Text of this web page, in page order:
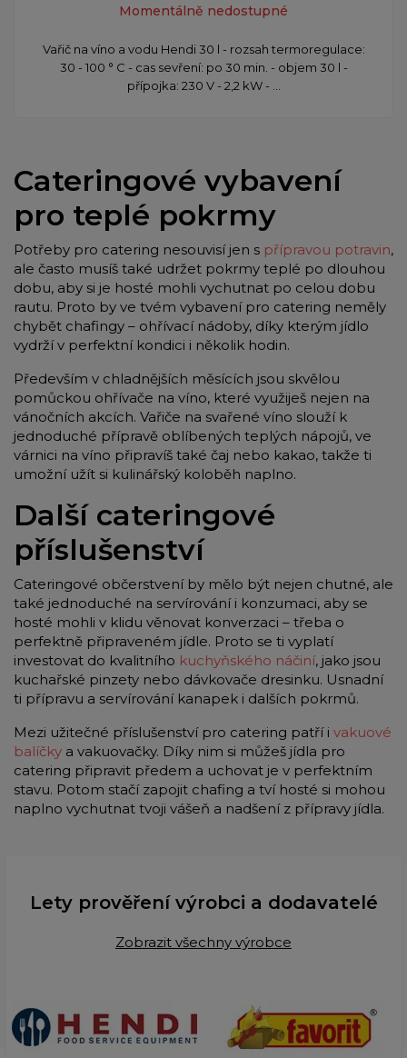
Momentálně nedostupné
Vařič na víno a vodu Hendi 30 l - rozsah termoregulace:
30 - 100 ° C - cas sevření: po 30 min. - objem 30 l -
přípojka: 230 V - 2,2 kW - ...
Cateringové vybavení
pro teplé pokrmy
Potřeby pro catering nesouvisí jen s přípravou potravin,
ale často musíš také udržet pokrmy teplé po dlouhou
dobu, aby si je hosté mohli vychutnat po celou dobu
rautu. Proto by ve tvém vybavení pro catering neměly
chybět chafingy – ohřívací nádoby, díky kterým jídlo
vydrží v perfektní kondici i několik hodin.
Především v chladnějších měsících jsou skvělou
pomůckou ohřívače na víno, které využiješ nejen na
vánočních akcích. Vařiče na svařené víno slouží k
jednoduché přípravě oblíbených teplých nápojů, ve
várnici na víno připravíš také čaj nebo kakao, takže ti
umožní užít si kulinářský koloběh naplno.
Další cateringové
příslušenství
Cateringové občerstvení by mělo být nejen chutné, ale
také jednoduché na servírování i konzumaci, aby se
hosté mohli v klidu věnovat konverzaci – třeba o
perfektně připraveném jídle. Proto se ti vyplatí
investovat do kvalitního kuchyňského náčiní, jako jsou
kuchařské pinzety nebo dávkovače dresinku. Usnadní
ti přípravu a servírování kanapek i dalších pokrmů.
Mezi užitečné příslušenství pro catering patří i vakuové
balíčky a vakuovačky. Díky nim si můžeš jídla pro
catering připravit předem a uchovat je v perfektním
stavu. Potom stačí zapojit chafing a tví hosté si mohou
naplno vychutnat tvoji vášeň a nadšení z přípravy jídla.
Lety prověření výrobci a dodavatelé
Zobrazit všechny výrobce